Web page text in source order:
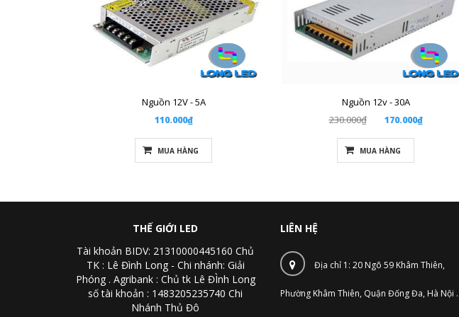
Nguồn 12V - 5A
110.000₫
MUA HÀNG
Nguồn 12v - 30A
230.000₫
170.000₫
MUA HÀNG
THẾ GIỚI LED
Tài khoản BIDV: 21310000445160 Chủ
TK : Lê Đình Long - Chi nhánh: Giải
Phóng . Agribank : Chủ tk Lê ĐÌnh Long
số tài khoản : 1483205235740 Chi
Nhánh Thủ Đô
LIÊN HỆ
Địa chỉ 1: 20 Ngõ 59 Khâm Thiên,
Phường Khâm Thiên, Quận Đống Đa, Hà Nội .